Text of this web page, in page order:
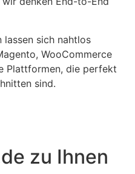
lassen sich nahtlos
WooCommerce
Plattformen, die perfekt
sind.
zu Ihnen